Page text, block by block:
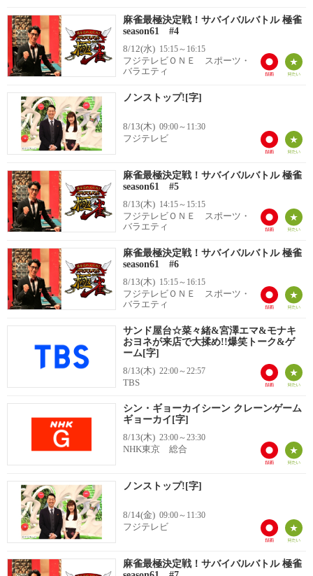
麻雀最極決定戦！サバイバルバトル 極雀
season61 #4
8/12(水) 15:15～16:15
フジテレビＯＮＥ スポーツ・
バラエティ
ノンストップ![字]
8/13(木) 09:00～11:30
フジテレビ
麻雀最極決定戦！サバイバルバトル 極雀
season61 #5
8/13(木) 14:15～15:15
フジテレビＯＮＥ スポーツ・
バラエティ
麻雀最極決定戦！サバイバルバトル 極雀
season61 #6
8/13(木) 15:15～16:15
フジテレビＯＮＥ スポーツ・
バラエティ
サンド屋台☆菜々緒&宮澤エマ&モナキ
おヨネが来店で大揉め!!爆笑トーク&ゲ
ーム[字]
8/13(木) 22:00～22:57
TBS
シン・ギョーカイシーン クレーンゲーム
ギョーカイ[字]
8/13(木) 23:00～23:30
NHK東京 総合
ノンストップ![字]
8/14(金) 09:00～11:30
フジテレビ
麻雀最極決定戦！サバイバルバトル 極雀